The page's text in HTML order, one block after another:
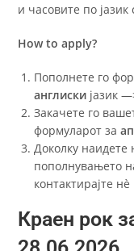
и часовите по јазик
How to apply?
Пополнете го
англиски јазик
Закачете го
формуларот за
Доколку
пополнувањето
контактирајте
Краен рок